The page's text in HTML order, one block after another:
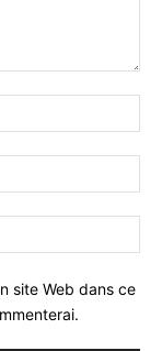
site Web dans ce